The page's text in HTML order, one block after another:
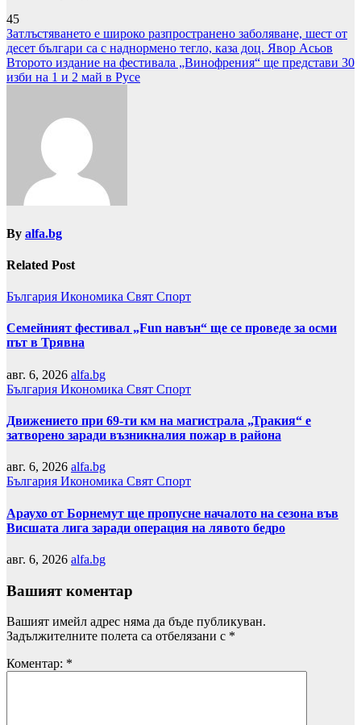
45
Навигация
Затлъстяването е широко разпространено заболяване, шест от
десет българи са с наднормено тегло, каза доц. Явор Асьов
Второто издание на фестивала „Винофрения“ ще представи 30
изби на 1 и 2 май в Русе
By alfa.bg
Related Post
България Икономика Свят Спорт
Семейният фестивал „Fun навън“ ще се проведе за осми
път в Трявна
авг. 6, 2026 alfa.bg
България Икономика Свят Спорт
Движението при 69-ти км на магистрала „Тракия“ е
затворено заради възникналия пожар в района
авг. 6, 2026 alfa.bg
България Икономика Свят Спорт
Араухо от Борнемут ще пропусне началото на сезона във
Висшата лига заради операция на лявото бедро
авг. 6, 2026 alfa.bg
Вашият коментар
Вашият имейл адрес няма да бъде публикуван.
Задължителните полета са отбелязани с *
Коментар: *